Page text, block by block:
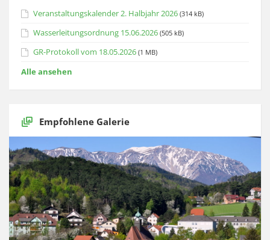
Veranstaltungskalender 2. Halbjahr 2026 (314 kB)
Wasserleitungsordnung 15.06.2026 (505 kB)
GR-Protokoll vom 18.05.2026 (1 MB)
Alle ansehen
Empfohlene Galerie